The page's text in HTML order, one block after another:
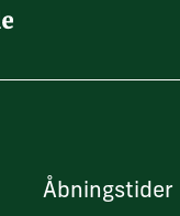
Åbningstider